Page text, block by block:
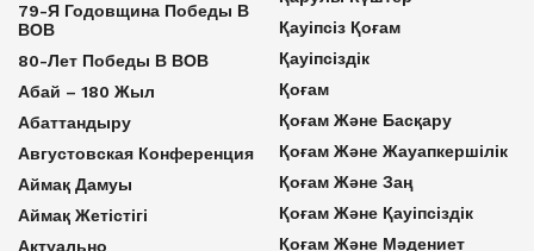
79-Я Годовщина Победы В
ВОВ
80-Лет Победы В ВОВ
Абай – 180 Жыл
Абаттандыру
Августовская Конференция
Аймақ Дамуы
Аймақ Жетістігі
Актуально
Қауіпсіз Қоғам
Қауіпсіздік
Қоғам
Қоғам Және Басқару
Қоғам Және Жауапкершілік
Қоғам Және Заң
Қоғам Және Қауіпсіздік
Қоғам Және Мәдениет